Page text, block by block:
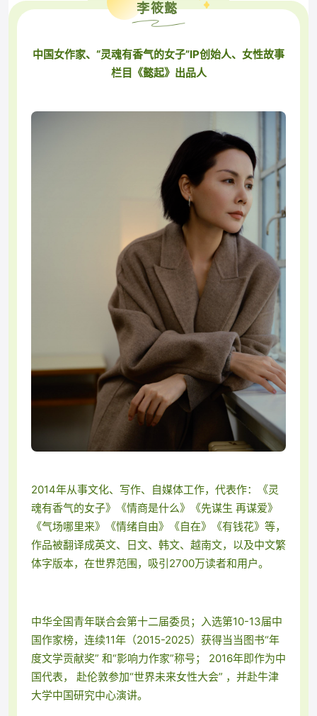
李筱懿
中国女作家、“灵魂有香气的女子”IP创始人、 女性故事
栏目《懿起》出品人
2014年从事文化、写作、自媒体工作，代表作：《灵
魂有香气的女子》《情商是什么》《先谋生 再谋爱》
《气场哪里来》《情绪自由》《自在》《有钱花》等，
作品被翻译成英文、日文、韩文、越南文，以及中文繁
体字版本，在世界范围，吸引2700万读者和用户。
中华全国青年联合会第十二届委员；入选第10-13届中
国作家榜，连续11年（2015-2025）获得当当图书“年
度文学贡献奖” 和“影响力作家”称号； 2016年即作为中
国代表， 赴伦敦参加“世界未来女性大会” ，并赴牛津
大学中国研究中心演讲。